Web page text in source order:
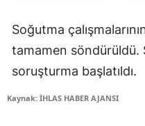
Soğutma
tamamen söndürüldü.
soruşturma başlatıldı.
Kaynak: İHLAS HABER AJANSI